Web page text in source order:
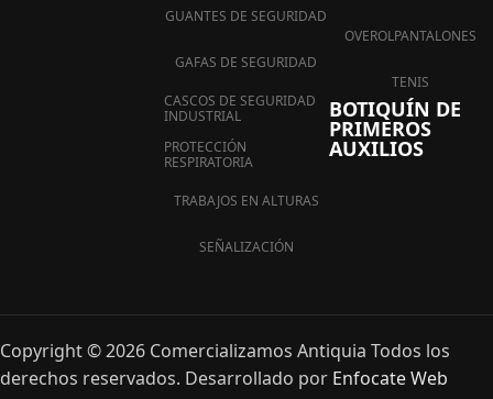
GUANTES DE SEGURIDAD
GAFAS DE SEGURIDAD
CASCOS DE SEGURIDAD
INDUSTRIAL
PROTECCIÓN
RESPIRATORIA
TRABAJOS EN ALTURAS
SEÑALIZACIÓN
OVEROLPANTALONES
TENIS
BOTIQUÍN DE
PRIMEROS
AUXILIOS
Copyright © 2026 Comercializamos Antiquia Todos los
derechos reservados. Desarrollado por Enfocate Web